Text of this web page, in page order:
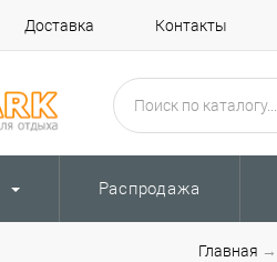
Доставка Контакты
Распродажа
Главная →